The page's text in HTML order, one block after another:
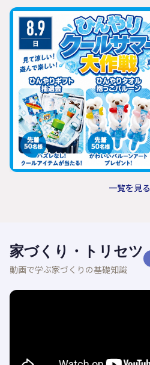
一覧を見る
家づくり・トリセツ
動画で学ぶ家づくりの基礎知識